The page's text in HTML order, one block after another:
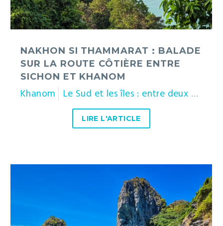
Sichon
et
NAKHON SI THAMMARAT : BALADE
SUR LA ROUTE CÔTIÈRE ENTRE
SICHON ET KHANOM
Khanom Le Sud et les îles : entre deux mers
LIRE L'ARTICLE